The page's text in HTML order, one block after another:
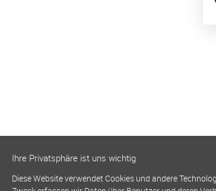
Ihre Privatsphäre ist uns wichtig
Diese Website verwendet Cookies und andere